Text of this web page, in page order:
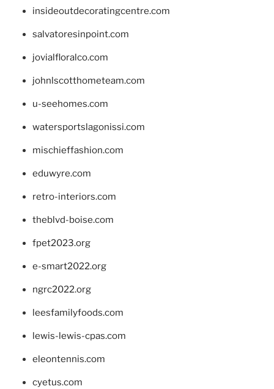
insideoutdecoratingcentre.com
salvatoresinpoint.com
jovialfloralco.com
johnlscotthometeam.com
u-seehomes.com
watersportslagonissi.com
mischieffashion.com
eduwyre.com
retro-interiors.com
theblvd-boise.com
fpet2023.org
e-smart2022.org
ngrc2022.org
leesfamilyfoods.com
lewis-lewis-cpas.com
eleontennis.com
cyetus.com